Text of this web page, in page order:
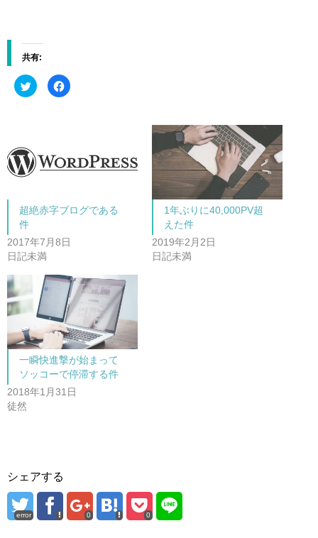
共有:
ク
リ
i
t
t
有
し
い
ウ
ィ
で
開
き
ま
す
)
F
a
共
有
は
ク
ク
し
さ
い
(
新
し
い
ウ
ィ
ン
ド
ウ
で
開
き
ま
超絶赤字ブログである
件
2017年7月8日
日記未満
1年ぶりに40,000PV超
えた件
2019年2月2日
日記未満
一瞬快進撃が始まって
ソッコーで停滞する件
2018年1月31日
徒然
シェアする
error 0 0